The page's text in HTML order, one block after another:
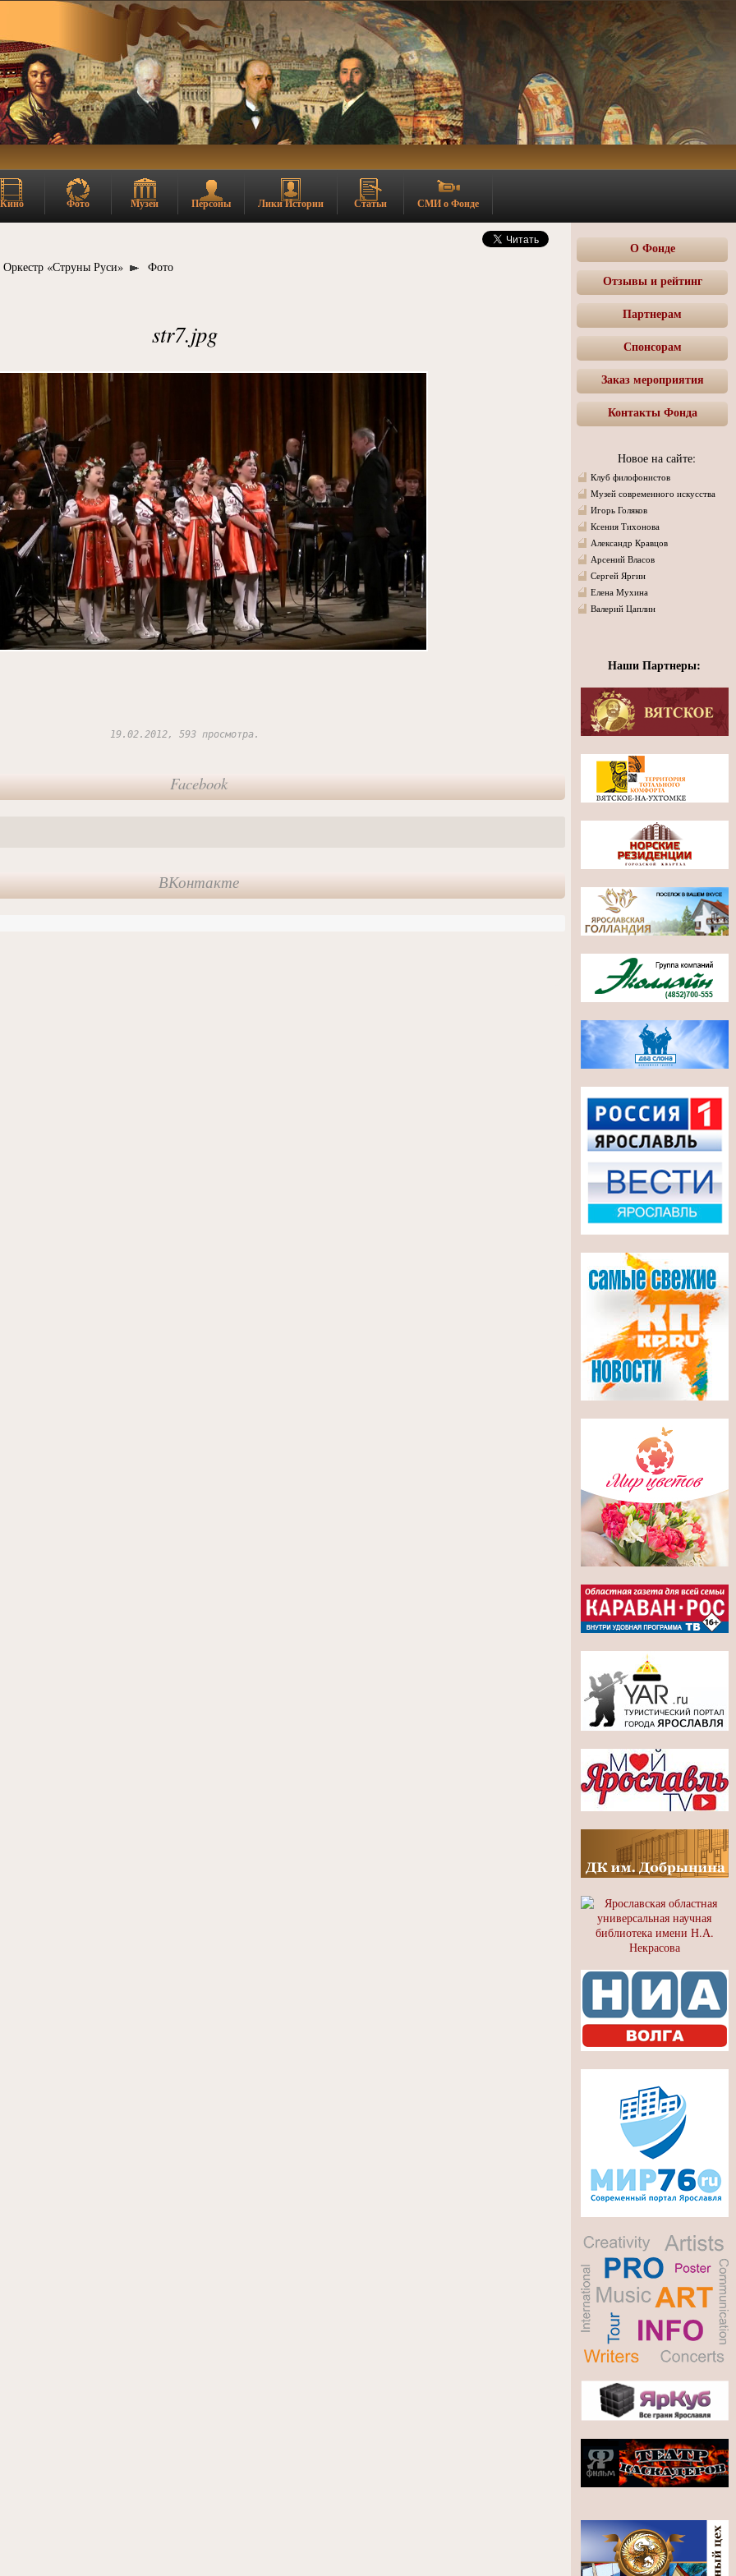
Кино Фото Музеи Персоны Лики Истории Статьи СМИ о Фонде
Оркестр «Струны Руси» Фото
str7.jpg
19.02.2012, 593 просмотра.
Facebook
ВКонтакте
О Фонде
Отзывы и рейтинг
Партнерам
Спонсорам
Заказ мероприятия
Контакты Фонда
Новое на сайте:
Клуб филофонистов
Музей современного искусства
Игорь Голяков
Ксения Тихонова
Александр Кравцов
Арсений Власов
Сергей Яргин
Елена Мухина
Валерий Цаплин
Наши Партнеры: